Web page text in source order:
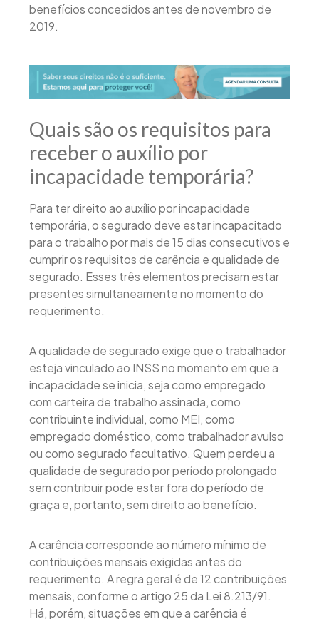
benefícios concedidos antes de novembro de
2019.
Quais são os requisitos para
receber o auxílio por
incapacidade temporária?
Para ter direito ao auxílio por incapacidade
temporária, o segurado deve estar incapacitado
para o trabalho por mais de 15 dias consecutivos e
cumprir os requisitos de carência e qualidade de
segurado. Esses três elementos precisam estar
presentes simultaneamente no momento do
requerimento.
A qualidade de segurado exige que o trabalhador
esteja vinculado ao INSS no momento em que a
incapacidade se inicia, seja como empregado
com carteira de trabalho assinada, como
contribuinte individual, como MEI, como
empregado doméstico, como trabalhador avulso
ou como segurado facultativo. Quem perdeu a
qualidade de segurado por período prolongado
sem contribuir pode estar fora do período de
graça e, portanto, sem direito ao benefício.
A carência corresponde ao número mínimo de
contribuições mensais exigidas antes do
requerimento. A regra geral é de 12 contribuições
mensais, conforme o artigo 25 da Lei 8.213/91.
Há, porém, situações em que a carência é